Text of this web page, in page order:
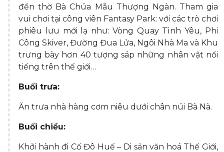
đền thờ Bà Chúa Mẫu Thượng Ngàn. Tham gia
vui chơi tại công viên Fantasy Park: với các trò chơi
phiêu lưu mới lạ như: Vòng Quay Tình Yêu, Phi
Công Skiver, Đường Đua Lửa, Ngôi Nhà Ma và Khu
trưng bày hơn 40 tượng sáp những nhân vật nổi
tiếng trên thế giới…
Buổi trưa:
Ăn trưa nhà hàng cơm niêu dưới chân núi Bà Nà.
Buổi chiều:
Khởi hành đi Cố Đô Huế – Di sản văn hoá Thế Giới,